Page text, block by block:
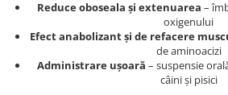
Șampoane și balsamuri
Șampoane și balsamuri
Reduce oboseala și extenuarea –
oxigenului
Efect anabolizant și de refacere
de aminoacizi
Administrare ușoară – suspensie
câini și pisici